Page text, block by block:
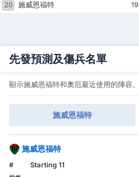
20
施威恩福特 19
先發預測及傷兵名單
顯示施威恩福特和奧厄最近使用的陣容。
施威恩福特
施威恩福特
# Starting 11